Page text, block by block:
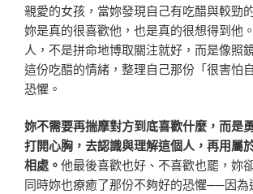
親愛的女孩，當妳發現自己有吃醋與較勁
妳是真的很喜歡他，也是真的很想得到他
人，不是拼命地博取關注就好，而是像照
這份吃醋的情緒，整理自己那份「很害怕
恐懼。
妳不需要再揣摩對方到底喜歡什麼，而是
打開心胸，去認識與理解這個人，再用屬
相處。他最後喜歡也好、不喜歡也罷，妳
同時妳也療癒了那份不夠好的恐懼──因為